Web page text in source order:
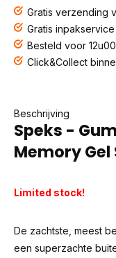
Gratis verzending
Gratis inpakservice
Besteld voor
Click&Collect
Beschrijving
Speks -
Memory
Limited stock!
De zachtste, meest
een superzachte